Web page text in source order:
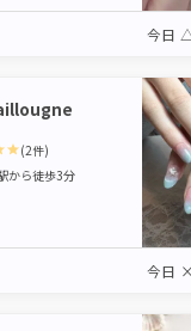
今日
5
(2件)
から徒歩3分
今日 ×